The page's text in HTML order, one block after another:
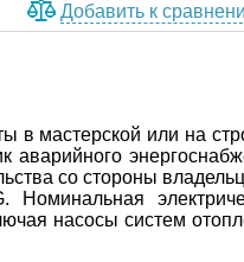
Добавить к
в мастерской или на
аварийного
со стороны
насосы систем